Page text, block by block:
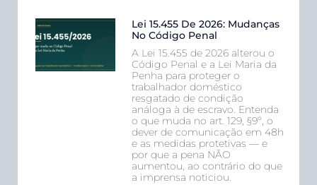
Lei 15.455 De 2026: Mudanças
No Código Penal
A Lei 15.455 de 2026 alterou o
Código Penal e a Lei Maria da
Penha para proteger o
trabalhador doméstico
resgatado de condição
análoga à de escravo. Entenda
o que muda no art. 129, §9º, o
dever de comunicação em 48h
e as medidas protetivas — e
por que a pena NÃO
aumentou, ao contrário do que
a imprensa noticiou.